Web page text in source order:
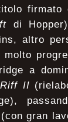
di
altro
molto
a
II
(con gran